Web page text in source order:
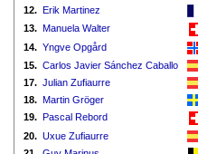
12. Erik Martinez
13. Manuela Walter
14. Yngve Opgård
15. Carlos Javier Sánchez Caballo
17. Julian Zufiaurre
18. Martin Gröger
19. Pascal Rebord
20. Uxue Zufiaurre